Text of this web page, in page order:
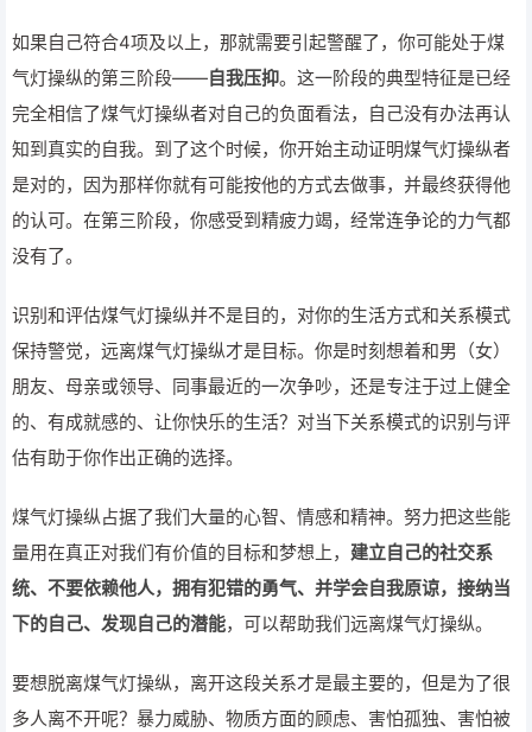
如果自己符合4项及以上，那就需要引起警醒了，你可能处于煤
气灯操纵的第三阶段——自我压抑。这一阶段的典型特征是已经
完全相信了煤气灯操纵者对自己的负面看法，自己没有办法再认
知到真实的自我。到了这个时候，你开始主动证明煤气灯操纵者
是对的，因为那样你就有可能按他的方式去做事，并最终获得他
的认可。在第三阶段，你感受到精疲力竭，经常连争论的力气都
没有了。
识别和评估煤气灯操纵并不是目的，对你的生活方式和关系模式
保持警觉，远离煤气灯操纵才是目标。你是时刻想着和男（女）
朋友、母亲或领导、同事最近的一次争吵，还是专注于过上健全
的、有成就感的、让你快乐的生活？对当下关系模式的识别与评
估有助于你作出正确的选择。
煤气灯操纵占据了我们大量的心智、情感和精神。努力把这些能
量用在真正对我们有价值的目标和梦想上， 建立自己的社交系
统、不要依赖他人，拥有犯错的勇气、并学会自我原谅，接纳当
下的自己、发现自己的潜能，可以帮助我们远离煤气灯操纵。
要想脱离煤气灯操纵，离开这段关系才是最主要的，但是为了很
多人离不开呢？暴力威胁、物质方面的顾虑、害怕孤独、害怕被